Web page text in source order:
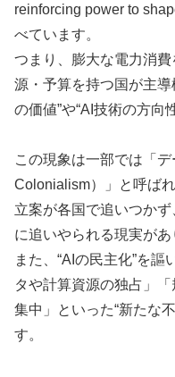
reinforcing power to
べています。
つまり、膨大な電力消
源・予算を持つ国が主
の価値”や“AI技術の方向
この現象は一部では「
Colonialism）」と呼ば
立案が各国で追いつかず
に追いやられる現実があ
また、“AIの民主化”を
タや計算資源の独占」
集中」といった“新たな
す。